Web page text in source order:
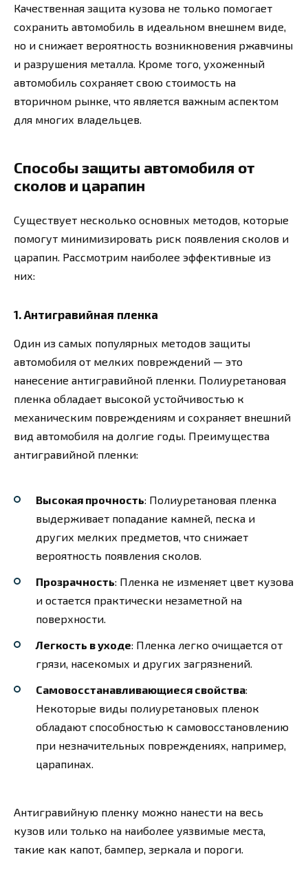
Качественная защита кузова не только помогает
сохранить автомобиль в идеальном внешнем виде,
но и снижает вероятность возникновения ржавчины
и разрушения металла. Кроме того, ухоженный
автомобиль сохраняет свою стоимость на
вторичном рынке, что является важным аспектом
для многих владельцев.
Способы защиты автомобиля от
сколов и царапин
Существует несколько основных методов, которые
помогут минимизировать риск появления сколов и
царапин. Рассмотрим наиболее эффективные из
них:
1. Антигравийная пленка
Один из самых популярных методов защиты
автомобиля от мелких повреждений — это
нанесение антигравийной пленки. Полиуретановая
пленка обладает высокой устойчивостью к
механическим повреждениям и сохраняет внешний
вид автомобиля на долгие годы. Преимущества
антигравийной пленки:
Высокая прочность: Полиуретановая пленка
выдерживает попадание камней, песка и
других мелких предметов, что снижает
вероятность появления сколов.
Прозрачность: Пленка не изменяет цвет кузова
и остается практически незаметной на
поверхности.
Легкость в уходе: Пленка легко очищается от
грязи, насекомых и других загрязнений.
Самовосстанавливающиеся свойства:
Некоторые виды полиуретановых пленок
обладают способностью к самовосстановлению
при незначительных повреждениях, например,
царапинах.
Антигравийную пленку можно нанести на весь
кузов или только на наиболее уязвимые места,
такие как капот, бампер, зеркала и пороги.